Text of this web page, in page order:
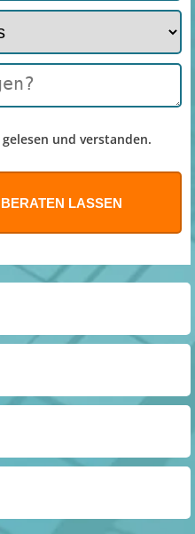
gelesen und verstanden.